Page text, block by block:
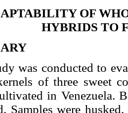
OF
HYBRIDS TO
was conducted to
of three sweet
in Venezuela.
Samples were